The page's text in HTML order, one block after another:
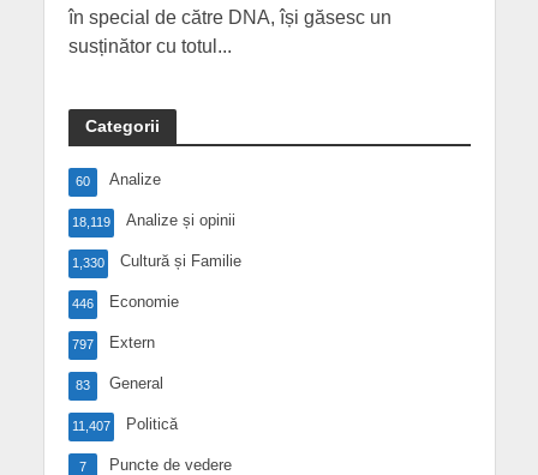
în special de către DNA, își găsesc un
susținător cu totul...
Categorii
Analize
60
Analize și opinii
18,119
Cultură și Familie
1,330
Economie
446
Extern
797
General
83
Politică
11,407
Puncte de vedere
7